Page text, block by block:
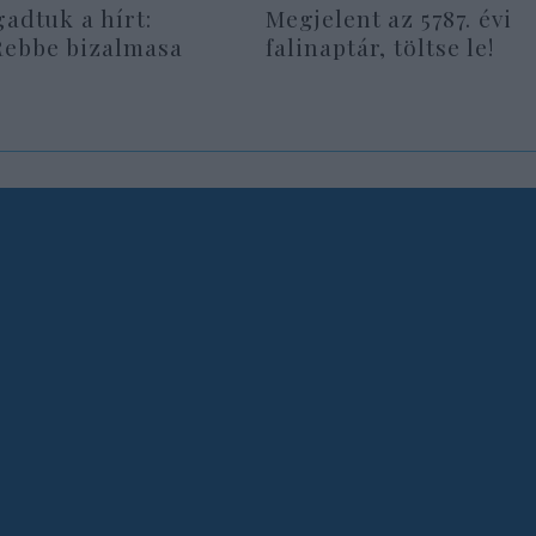
a hírt:
bizalmasa
Megjelent az 5787. évi
falinaptár, töltse le!